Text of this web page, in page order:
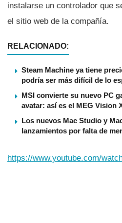
instalarse un controlador que
el sitio web de la compañí­a.
RELACIONADO:
Steam Machine ya tiene
podría ser más difícil de lo
MSI convierte su nuevo PC
avatar: así es el MEG Vision
Los nuevos Mac Studio y
lanzamientos por falta de
https://www.youtube.com/